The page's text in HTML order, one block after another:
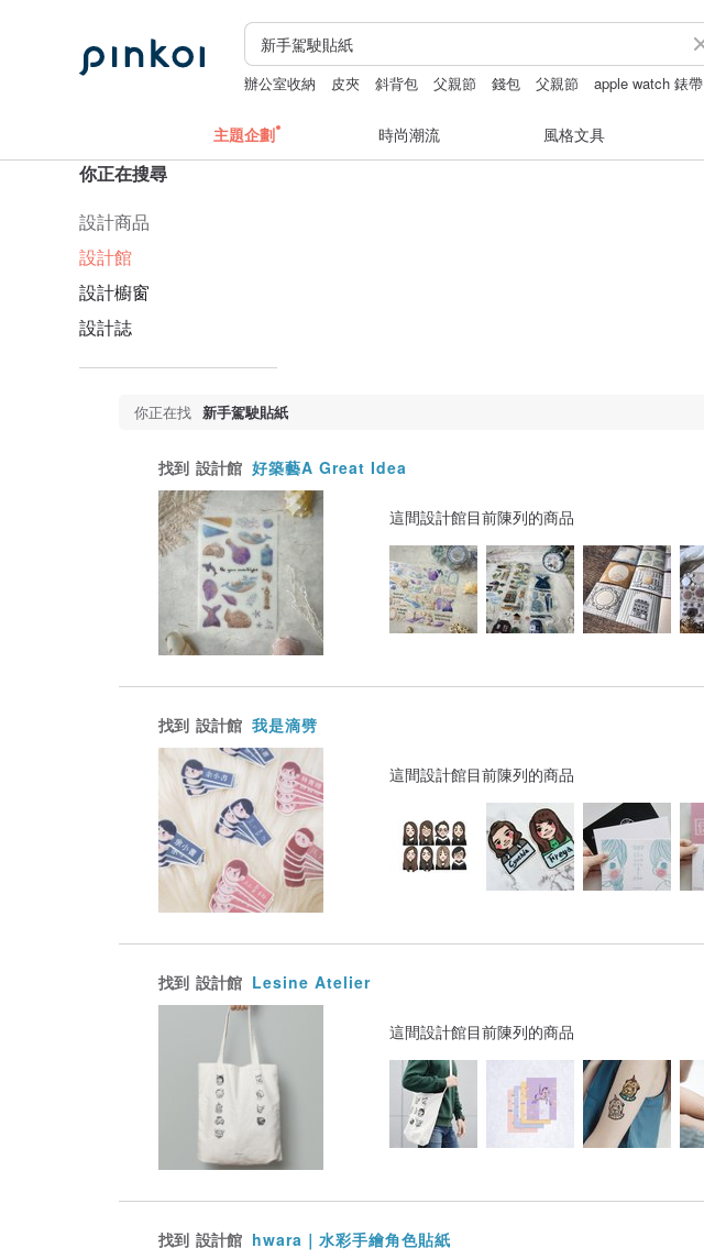
辦公室收納 皮夾 斜背包 父親節 錢包 父親節 apple watch 錶帶
主題企劃 時尚潮流 風格文具
你正在搜尋
設計商品
設計館
設計櫥窗
設計誌
你正在找 新手駕駛貼紙
找到 設計館 好築藝A Great Idea
這間設計館目前陳列的商品
找到 設計館 我是滴劈
這間設計館目前陳列的商品
找到 設計館 Lesine Atelier
這間設計館目前陳列的商品
找到 設計館 hwara｜水彩手繪角色貼紙